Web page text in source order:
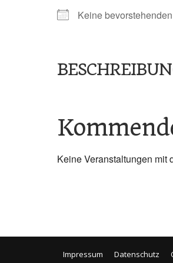
Keine
Keine Veranstaltungen mit
Impressum Datenschutz